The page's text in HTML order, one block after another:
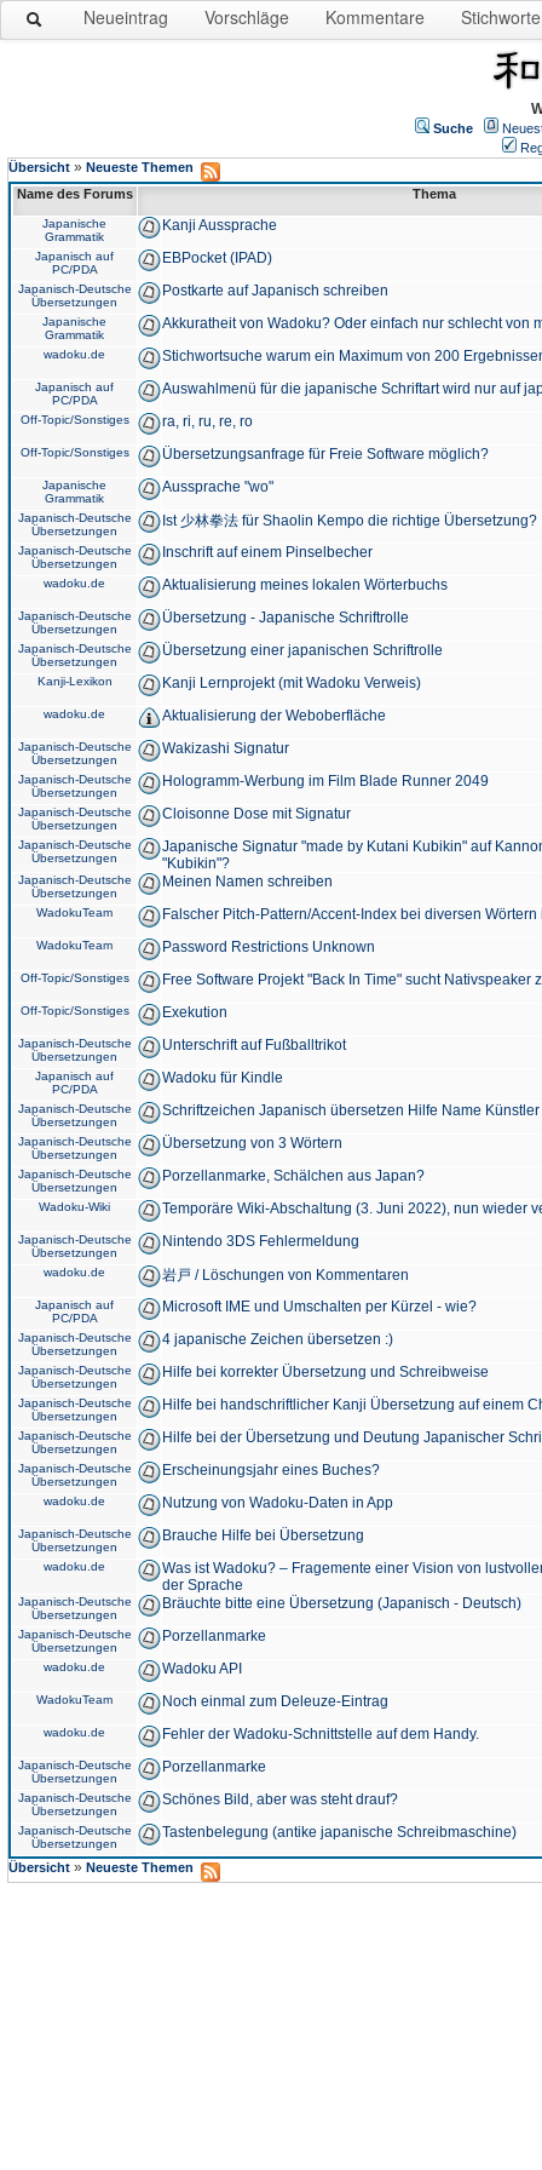
Neueintrag Vorschläge Kommentare Stichworte
Suche
Übersicht » Neueste Themen
Name des Forums
Thema
Japanische
Grammatik
Kanji Aussprache
Japanisch auf
PC/PDA
EBPocket (IPAD)
Japanisch-Deutsche
Übersetzungen
Postkarte auf Japanisch schreiben
Japanische
Grammatik
Akkuratheit von Wadoku? Oder einfach nur schlecht von
wadoku.de Stichwortsuche warum ein Maximum von 200
Japanisch auf
PC/PDA
Auswahlmenü für die japanische Schriftart wird nur auf
Off-Topic/Sonstiges ra, ri, ru, re, ro
Off-Topic/Sonstiges Übersetzungsanfrage für Freie Software möglich?
Japanische
Grammatik
Aussprache "wo"
Japanisch-Deutsche
Übersetzungen
Ist 少林拳法 für Shaolin Kempo die richtige Übersetzung?
Japanisch-Deutsche
Übersetzungen
Inschrift auf einem Pinselbecher
wadoku.de Aktualisierung meines lokalen Wörterbuchs
Japanisch-Deutsche
Übersetzungen
Übersetzung - Japanische Schriftrolle
Japanisch-Deutsche
Übersetzungen
Übersetzung einer japanischen Schriftrolle
Kanji-Lexikon Kanji Lernprojekt (mit Wadoku Verweis)
wadoku.de Aktualisierung der Weboberfläche
Japanisch-Deutsche
Übersetzungen
Wakizashi Signatur
Japanisch-Deutsche
Übersetzungen
Hologramm-Werbung im Film Blade Runner 2049
Japanisch-Deutsche
Übersetzungen
Cloisonne Dose mit Signatur
Japanisch-Deutsche
Übersetzungen
Japanische Signatur "made by Kutani Kubikin" auf
"Kubikin"?
Japanisch-Deutsche
Übersetzungen
Meinen Namen schreiben
WadokuTeam Falscher Pitch-Pattern/Accent-Index bei diversen
WadokuTeam Password Restrictions Unknown
Off-Topic/Sonstiges Free Software Projekt "Back In Time" sucht Nativspeaker
Off-Topic/Sonstiges Exekution
Japanisch-Deutsche
Übersetzungen
Unterschrift auf Fußballtrikot
Japanisch auf
PC/PDA
Wadoku für Kindle
Japanisch-Deutsche
Übersetzungen
Schriftzeichen Japanisch übersetzen Hilfe Name
Japanisch-Deutsche
Übersetzungen
Übersetzung von 3 Wörtern
Japanisch-Deutsche
Übersetzungen
Porzellanmarke, Schälchen aus Japan?
Wadoku-Wiki Temporäre Wiki-Abschaltung (3. Juni 2022), nun wieder
Japanisch-Deutsche
Übersetzungen
Nintendo 3DS Fehlermeldung
wadoku.de 岩戸 / Löschungen von Kommentaren
Japanisch auf
PC/PDA
Microsoft IME und Umschalten per Kürzel - wie?
Japanisch-Deutsche
Übersetzungen
4 japanische Zeichen übersetzen :)
Japanisch-Deutsche
Übersetzungen
Hilfe bei korrekter Übersetzung und Schreibweise
Japanisch-Deutsche
Übersetzungen
Hilfe bei handschriftlicher Kanji Übersetzung auf einem
Japanisch-Deutsche
Übersetzungen
Hilfe bei der Übersetzung und Deutung Japanischer
Japanisch-Deutsche
Übersetzungen
Erscheinungsjahr eines Buches?
wadoku.de Nutzung von Wadoku-Daten in App
Japanisch-Deutsche
Übersetzungen
Brauche Hilfe bei Übersetzung
wadoku.de
Was ist Wadoku? – Fragemente einer Vision von
der Sprache
Japanisch-Deutsche
Übersetzungen
Bräuchte bitte eine Übersetzung (Japanisch - Deutsch)
Japanisch-Deutsche
Übersetzungen
Porzellanmarke
wadoku.de Wadoku API
WadokuTeam Noch einmal zum Deleuze-Eintrag
wadoku.de Fehler der Wadoku-Schnittstelle auf dem Handy.
Japanisch-Deutsche
Übersetzungen
Porzellanmarke
Japanisch-Deutsche
Übersetzungen
Schönes Bild, aber was steht drauf?
Japanisch-Deutsche
Übersetzungen
Tastenbelegung (antike japanische Schreibmaschine)
Übersicht » Neueste Themen